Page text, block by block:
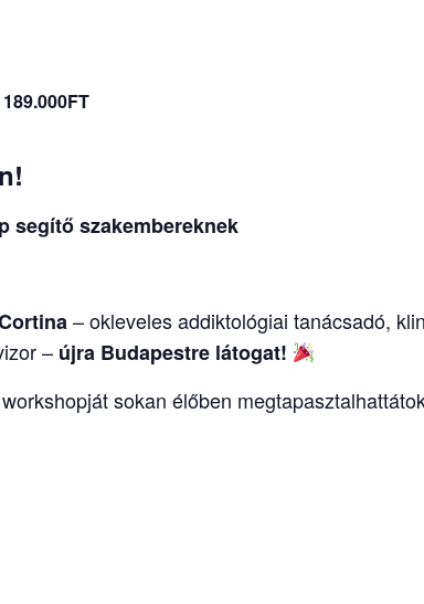
189.000FT
segítő szakembereknek
– okleveles addiktológiai tanácsadó,
– újra Budapestre látogat!
sokan élőben